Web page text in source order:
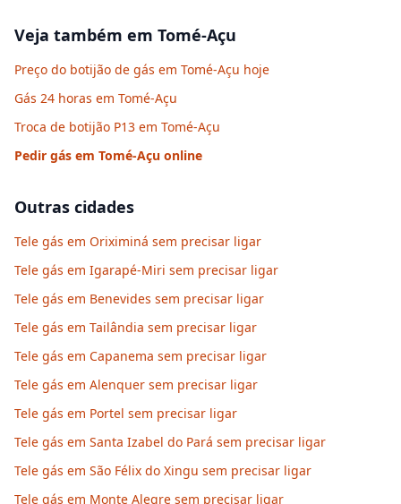
Veja também em Tomé-Açu
Preço do botijão de gás em Tomé-Açu hoje
Gás 24 horas em Tomé-Açu
Troca de botijão P13 em Tomé-Açu
Pedir gás em Tomé-Açu online
Outras cidades
Tele gás em Oriximiná sem precisar ligar
Tele gás em Igarapé-Miri sem precisar ligar
Tele gás em Benevides sem precisar ligar
Tele gás em Tailândia sem precisar ligar
Tele gás em Capanema sem precisar ligar
Tele gás em Alenquer sem precisar ligar
Tele gás em Portel sem precisar ligar
Tele gás em Santa Izabel do Pará sem precisar ligar
Tele gás em São Félix do Xingu sem precisar ligar
Tele gás em Monte Alegre sem precisar ligar